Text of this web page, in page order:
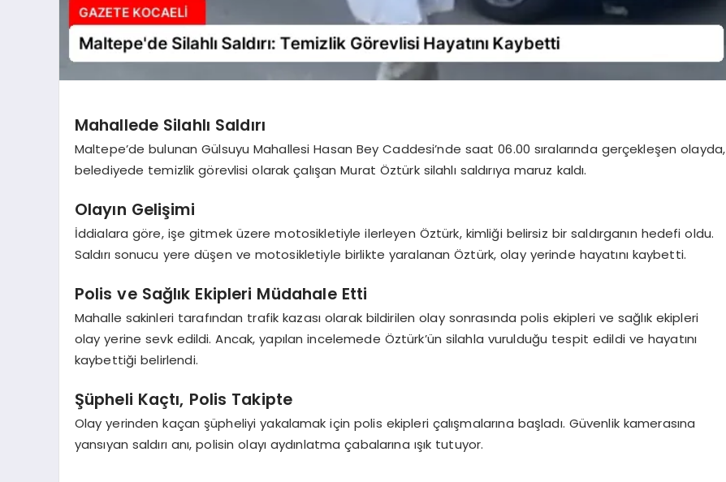
Mahallede Silahlı Saldırı
Maltepe’de bulunan Gülsuyu Mahallesi Hasan Bey Caddesi’nde saat 06.00 sıralarında gerçekleşen olayda,
belediyede temizlik görevlisi olarak çalışan Murat Öztürk silahlı saldırıya maruz kaldı.
Olayın Gelişimi
İddialara göre, işe gitmek üzere motosikletiyle ilerleyen Öztürk, kimliği belirsiz bir saldırganın hedefi oldu.
Saldırı sonucu yere düşen ve motosikletiyle birlikte yaralanan Öztürk, olay yerinde hayatını kaybetti.
Polis ve Sağlık Ekipleri Müdahale Etti
Mahalle sakinleri tarafından trafik kazası olarak bildirilen olay sonrasında polis ekipleri ve sağlık ekipleri
olay yerine sevk edildi. Ancak, yapılan incelemede Öztürk’ün silahla vurulduğu tespit edildi ve hayatını
kaybettiği belirlendi.
Şüpheli Kaçtı, Polis Takipte
Olay yerinden kaçan şüpheliyi yakalamak için polis ekipleri çalışmalarına başladı. Güvenlik kamerasına
yansıyan saldırı anı, polisin olayı aydınlatma çabalarına ışık tutuyor.